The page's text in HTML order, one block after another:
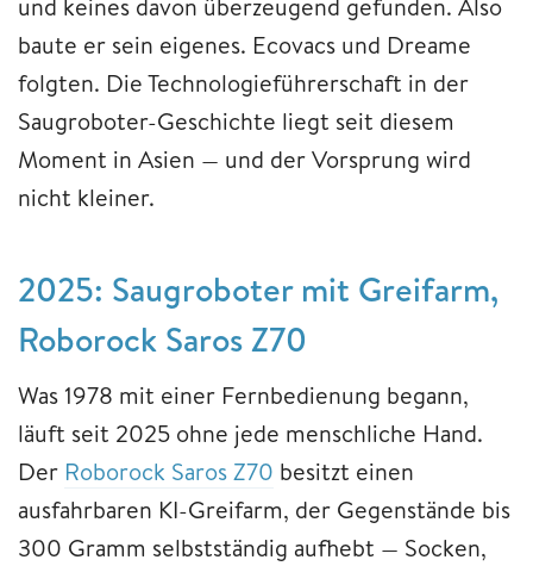
und keines davon überzeugend gefunden. Also
baute er sein eigenes. Ecovacs und Dreame
folgten. Die Technologieführerschaft in der
Saugroboter-Geschichte liegt seit diesem
Moment in Asien — und der Vorsprung wird
nicht kleiner.
2025: Saugroboter mit Greifarm,
Roborock Saros Z70
Was 1978 mit einer Fernbedienung begann,
läuft seit 2025 ohne jede menschliche Hand.
Der Roborock Saros Z70 besitzt einen
ausfahrbaren KI-Greifarm, der Gegenstände bis
300 Gramm selbstständig aufhebt — Socken,